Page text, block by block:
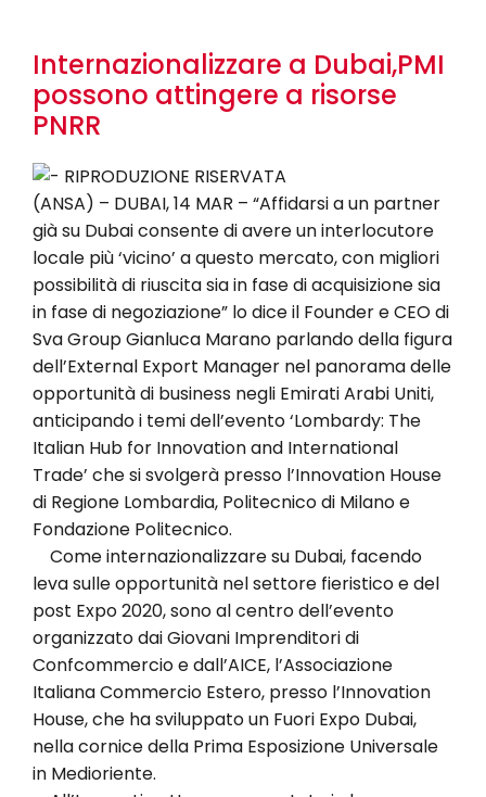
Internazionalizzare a Dubai,PMI
possono attingere a risorse
PNRR
(ANSA) – DUBAI, 14 MAR – “Affidarsi a un partner
già su Dubai consente di avere un interlocutore
locale più ‘vicino’ a questo mercato, con migliori
possibilità di riuscita sia in fase di acquisizione sia
in fase di negoziazione” lo dice il Founder e CEO di
Sva Group Gianluca Marano parlando della figura
dell’External Export Manager nel panorama delle
opportunità di business negli Emirati Arabi Uniti,
anticipando i temi dell’evento ‘Lombardy: The
Italian Hub for Innovation and International
Trade’ che si svolgerà presso l’Innovation House
di Regione Lombardia, Politecnico di Milano e
Fondazione Politecnico.
Come internazionalizzare su Dubai, facendo
leva sulle opportunità nel settore fieristico e del
post Expo 2020, sono al centro dell’evento
organizzato dai Giovani Imprenditori di
Confcommercio e dall’AICE, l’Associazione
Italiana Commercio Estero, presso l’Innovation
House, che ha sviluppato un Fuori Expo Dubai,
nella cornice della Prima Esposizione Universale
in Medioriente.